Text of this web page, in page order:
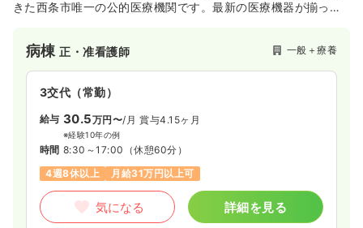
きた西条市唯一の公的医療機関です。最新の医療機器が揃って
病棟正・准看護師 一般＋療養
3交代（常勤）
給与 30.5万円〜/月 賞与4.15ヶ月
※経験10年の例
時間 8:30～17:00 （休憩60分）
4週8休以上
月給31万円以上可
気になる 詳細を見る